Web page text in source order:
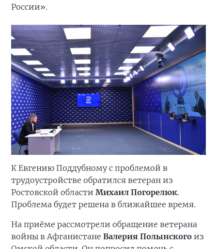
России».
К Евгению Поддубному с проблемой в
трудоустройстве обратился ветеран из
Ростовской области Михаил Погорелюк.
Проблема будет решена в ближайшее время.
На приёме рассмотрели обращение ветерана
войны в Афганистане Валерия Полынского из